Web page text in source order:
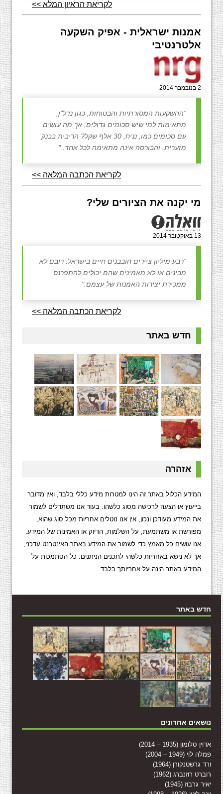
לקריאת הראיון המלא >>
אמנות ישראלית - אפיק השקעה
אלטרנטיבי
2 בנובמבר 2014
"ההשקעות המסורתיות והבטוחות, כגון נדל"ן,
מתאימות למי שיש סכומים גדולים, אך מה עושים
עם סכומים כמו, נניח, 30 אלף שקל? הריבית בבנק
מזערית, והבורסה אינה מתאימה לכל אחד. "
לקריאת הכתבה המלאה >>
מי יקנה את הציורים שלי?
13 באוקטובר 2014
"רבע מיליון ציירים חובבנים חיים בישראל. רובם לא
מבינים או לא מאמינים שהם יכולים להתפרנס
ממכירת יצירות האמנות של עצמם."
לקריאת הכתבה המלאה >>
חדש באתר
אזהרה
המידע הכלול באתר זה הינו למטרות מידע כללי בלבד, ואין מדובר
בייעוץ או הצעה לרכישה מסוג כלשהו. בעוד אנו משתדלים לשמור
את המידע מעודכן ונכון, אין אנו נוטלים אחריות מכל סוג שהוא,
מפורשת או משתמעת, על השלמות, הדיוק או האמינות של המידע.
אנו עושים כל מאמץ כדי לשמור את המידע באתר האינטרנט עדכני,
אך לא נישא באחריות כלשהי לתכנים הניתנים. כל הסתמכות על
המידע באתר הינה על אחריותך בלבד.
חדש באתר
נושאים אחרונים
אדוין סלומון (1935 – 2014)
פמלה לוי (1949 – 2004)
ורד גרשטנקורן (1964)
רוברט רוזנברג (1962)
יאיר גרבוז (1945)